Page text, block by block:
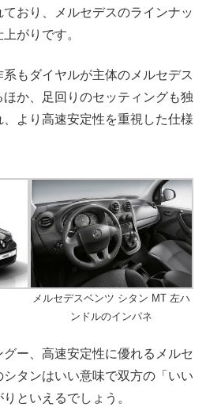
おり、メルセデスのラインナッ
がりです。
もダイヤルが主体のメルセデス
か、足回りのセッティングも独
より高速安定性を重視した仕様
メルセデスベンツ シタン MT 左ハ
ンドルのインパネ
ー、高速安定性に優れるメルセ
タンはいい意味で双方の「いい
といえるでしょう。